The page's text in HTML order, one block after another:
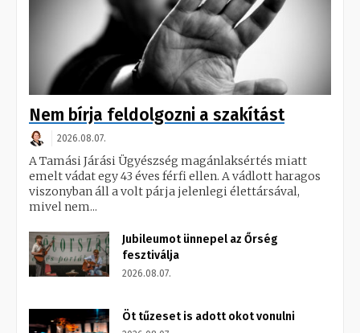
Nem bírja feldolgozni a szakítást
2026.08.07.
A Tamási Járási Ügyészség magánlaksértés miatt
emelt vádat egy 43 éves férfi ellen. A vádlott haragos
viszonyban áll a volt párja jelenlegi élettársával,
mivel nem...
Jubileumot ünnepel az Őrség
fesztiválja
2026.08.07.
Öt tűzeset is adott okot vonulni